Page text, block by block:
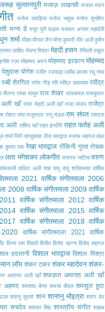
सुल्तानपुरी मजाज़ लखनवी मजाल मदन
मनोज तापड़िया मनोज भावुक मनोज मुंतशिर
मन्ना डे मयूर पुरी मल्हार मसरूर अनवर महादेवी
शर्मा मीका मीनल जैन मीना कुमारी मीर अली हुसैन
ज़ाहिद मेघना मिश्रा मेहदी हसन मैथिली ठाकुर
रज़ा मोहम्मद अमन मोहम्मद इरफ़ान मोहम्मद
येशुदास योगेश रंजीत रजवाड़ा रक़ीब आलम रघु नाथ
रब्बी शेरगिल रमेश गौड़ रवि रवींद्र उपाध्याय रवींद्र
चैतन्य राघव माथुर राज शेखर राजकमल राजकुमार
अली खाँ राजा मेहदी अली खाँ राजा संजय राजेंद्र
रोशन राणा मजूमदार रानू मंडल राम संपत रामदत्त
अली राशिद खाँ राहत इन्दौरी राहत फतेह अली
शर्मा रिमी नात्सुकावा रीना भारद्वाज रुस्तम सहगल वफ़ा
कुमार राम रेखा भारद्वाज रोंकिनी गुप्ता रोचक
लता मंगेशकर लोकगीत वनराज भाटिया वरुण
वाज़िद अली शाह वायु वायु श्रीवास्तव वार्षिक
2021
वार्षिक संगीतमाला 2006
2008 वार्षिक संगीतमाला 2009 वार्षिक
वार्षिक संगीतमाला 2012 वार्षिक
2014 वार्षिक संगीतमाला 2015 वार्षिक
2017 वार्षिक संगीतमाला 2018 वार्षिक
2020 वार्षिक संगीतमाला 2021
वार्षिक
विनय राम तिवारी विनीत विनोद खन्ना विनोद सहगल
ददलानी विशाल भारद्वाज विशाल मिश्रा
लॉय शंकर टकर शंकर महादेवन शंकर-
अमानत अली खाँ शफक़त अमानत अली खाँ
अहमद शमशाद बेगम शमसा कँवल शमसुल हूदा
शांतनु सुदामे शान शान्तनु मोइत्रा शारंग देव
सचदेव शाश्वत सिंह शास्त्रीय संगीत शाहाब